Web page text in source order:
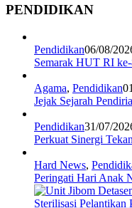
PENDIDIKAN
Pendidikan06/08/
Semarak HUT RI
Agama, Pendidikan
Jejak Sejarah
Pendidikan31/07/
Perkuat Sinergi
Hard News,
Peringati Hari Anak